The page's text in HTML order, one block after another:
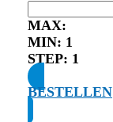
MAX:
MIN: 1
STEP: 1
BESTELLEN